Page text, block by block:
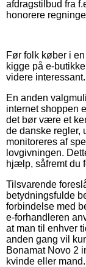
afdragstilbud fra
honorere
Før folk køber i
kigge på e-
videre interessant.
En anden
internet shoppen
det bør være et
de danske regler,
monitoreres af
lovgivningen.
hjælp, såfremt du
Tilsvarende
betydningsfulde
forbindelse med
e-forhandleren
at man til enhver
anden gang vil
Bonamat Novo 2
kvinde eller mand.